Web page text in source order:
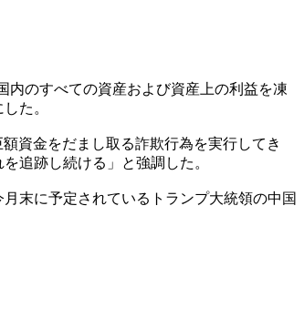
内のすべての資産および資産上の利益を凍
た。
資金をだまし取る詐欺行為を実行してき
追跡し続ける」と強調した。
末に予定されているトランプ大統領の中国